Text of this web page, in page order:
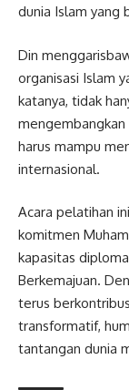
dunia Islam yang
Din
organisasi Islam
katanya, tidak
mengembangkan
harus mampu
internasional.
Acara pelatihan
komitmen
kapasitas
Berkemajuan.
terus
transformatif,
tantangan dunia